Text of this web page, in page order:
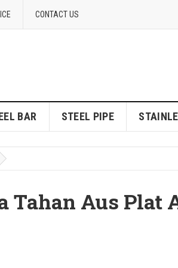
CONTACT US
BAR STEEL PIPE
Aus Plat